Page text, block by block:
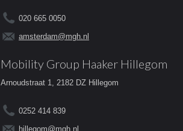
020 665 0050
amsterdam@mgh.nl
Mobility Group Haaker Hillegom
Arnoudstraat 1, 2182 DZ Hillegom
0252 414 839
hillegom@mgh.nl